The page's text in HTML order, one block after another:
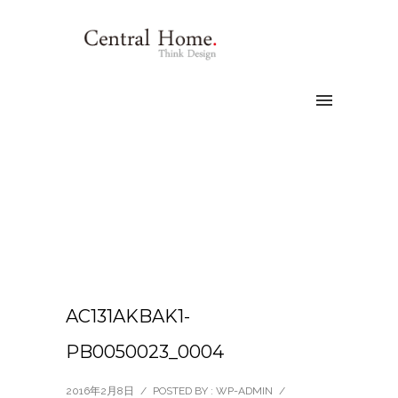
AC131AKBAK1-
PB0050023_0004
2016年2月8日 / POSTED BY : WP-ADMIN /